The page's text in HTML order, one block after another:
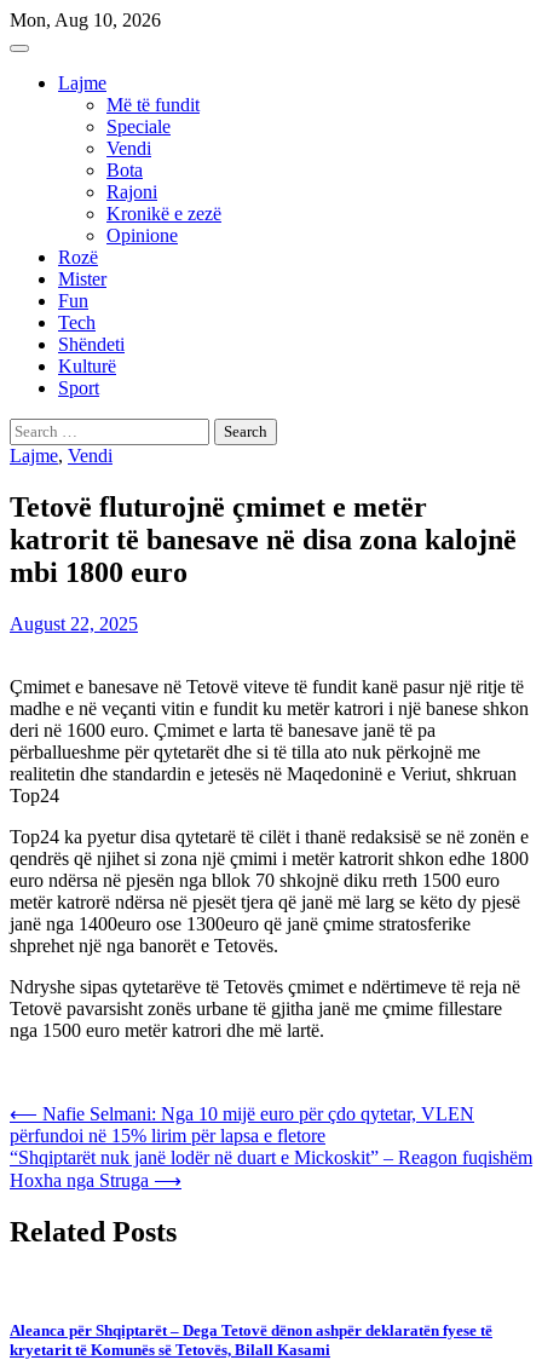
Skip
to
Mon, Aug 10, 2026
Lajme
Më të fundit
Speciale
Vendi
Bota
Rajoni
Kronikë e zezë
Opinione
Rozë
Mister
Fun
Tech
Shëndeti
Kulturë
Sport
Search
for:
Lajme, Vendi
Tetovë fluturojnë çmimet e metër
katrorit të banesave në disa zona kalojnë
mbi 1800 euro
August 22, 2025
Çmimet e banesave në Tetovë viteve të fundit kanë pasur një ritje të
madhe e në veçanti vitin e fundit ku metër katrori i një banese shkon
deri në 1600 euro. Çmimet e larta të banesave janë të pa
përballueshme për qytetarët dhe si të tilla ato nuk përkojnë me
realitetin dhe standardin e jetesës në Maqedoninë e Veriut, shkruan
Top24
Top24 ka pyetur disa qytetarë të cilët i thanë redaksisë se në zonën e
qendrës që njihet si zona një çmimi i metër katrorit shkon edhe 1800
euro ndërsa në pjesën nga bllok 70 shkojnë diku rreth 1500 euro
metër katrorë ndërsa në pjesët tjera që janë më larg se këto dy pjesë
janë nga 1400euro ose 1300euro që janë çmime stratosferike
shprehet një nga banorët e Tetovës.
Ndryshe sipas qytetarëve të Tetovës çmimet e ndërtimeve të reja në
Tetovë pavarsisht zonës urbane të gjitha janë me çmime fillestare
nga 1500 euro metër katrori dhe më lartë.
Post
navigation
⟵ Nafie Selmani: Nga 10 mijë euro për çdo qytetar, VLEN
përfundoi në 15% lirim për lapsa e fletore
“Shqiptarët nuk janë lodër në duart e Mickoskit” – Reagon fuqishëm
Hoxha nga Struga ⟶
Related Posts
Aleanca për Shqiptarët – Dega Tetovë dënon ashpër deklaratën fyese të
kryetarit të Komunës së Tetovës, Bilall Kasami